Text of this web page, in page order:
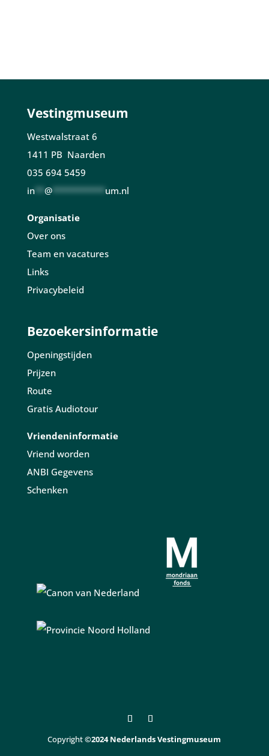
Vestingmuseum
Westwalstraat 6
1411 PB Naarden
035 694 5459
in** @*********** um.nl
Organisatie
Over ons
Team en vacatures
Links
Privacybeleid
Bezoekersinformatie
Openingstijden
Prijzen
Route
Gratis Audiotour
Vriendeninformatie
Vriend worden
ANBI Gegevens
Schenken
Copyright©2024 Nederlands Vestingmuseum